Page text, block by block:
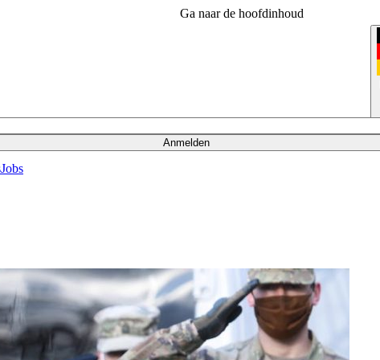
Ga naar de hoofdinhoud
Anmelden
Jobs